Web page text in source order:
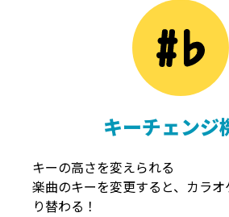
キーチェンジ
キーの高さを変えられる
楽曲のキーを変更すると、カラ
り替わる！